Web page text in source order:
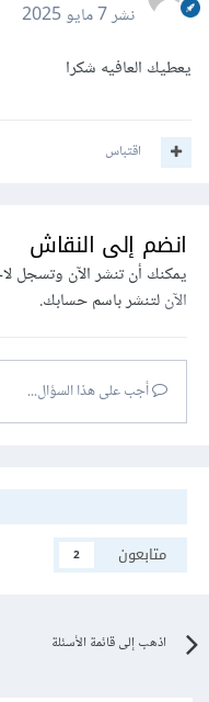
نشر7 مايو 2025
يعطيك العافيه شكرا
اقتباس
انضم إلى النقاش
يمكنك أن تنشر الآن وتسجل
الآنلتنشر باسم حسابك.
أجب على هذا السؤال...
متابعون
2
اذهب إلى قائمة الأسئلة